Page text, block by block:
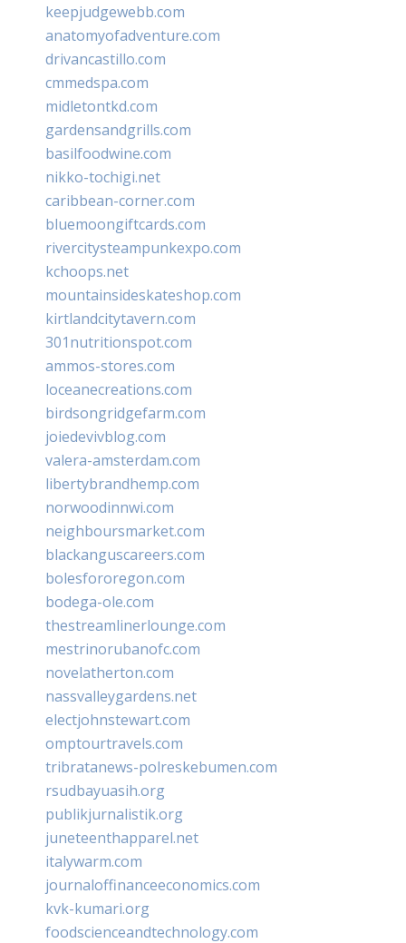
keepjudgewebb.com
anatomyofadventure.com
drivancastillo.com
cmmedspa.com
midletontkd.com
gardensandgrills.com
basilfoodwine.com
nikko-tochigi.net
caribbean-corner.com
bluemoongiftcards.com
rivercitysteampunkexpo.com
kchoops.net
mountainsideskateshop.com
kirtlandcitytavern.com
301nutritionspot.com
ammos-stores.com
loceanecreations.com
birdsongridgefarm.com
joiedevivblog.com
valera-amsterdam.com
libertybrandhemp.com
norwoodinnwi.com
neighboursmarket.com
blackanguscareers.com
bolesfororegon.com
bodega-ole.com
thestreamlinerlounge.com
mestrinorubanofc.com
novelatherton.com
nassvalleygardens.net
electjohnstewart.com
omptourtravels.com
tribratanews-polreskebumen.com
rsudbayuasih.org
publikjurnalistik.org
juneteenthapparel.net
italywarm.com
journaloffinanceeconomics.com
kvk-kumari.org
foodscienceandtechnology.com